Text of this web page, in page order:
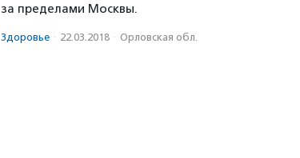
за пределами Москвы.
Здоровье · 22.03.2018 · Орловская обл.